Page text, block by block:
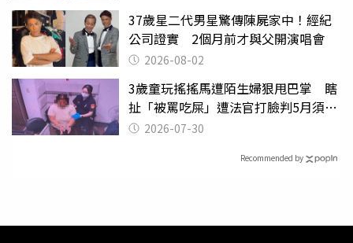
37歲星二代男星驚傳陳屍家中！經紀
公司證實 2個月前才與父開演唱會
2026-08-02
3歲童玩搖搖馬遭陌生婦狠甩巴掌 瞎
扯「被罵吃屎」遭法官打臉判5月須入
監 2026-07-30
Recommended by